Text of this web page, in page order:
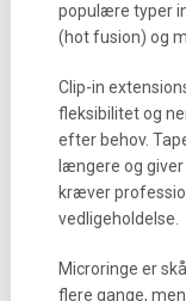
populære typer
(hot fusion) og
Clip-in
fleksibilitet og
efter behov.
længere og
kræver
vedligeholdelse.
Microringe er
flere gange,